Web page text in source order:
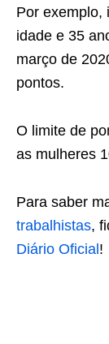
Por exemplo,
idade e 35
março de
pontos.
O limite de
as mulheres
Para saber
trabalhistas,
Diário Oficial !